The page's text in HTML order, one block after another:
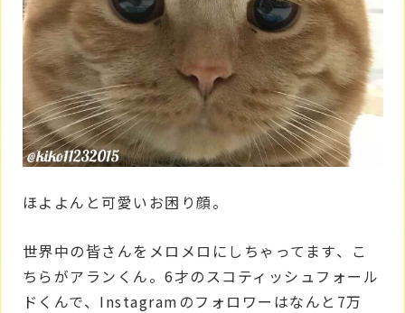
ほよよんと可愛いお困り顔。
世界中の皆さんをメロメロにしちゃってます、こ
ちらがアランくん。6才のスコティッシュフォール
ドくんで、Instagramのフォロワーはなんと7万